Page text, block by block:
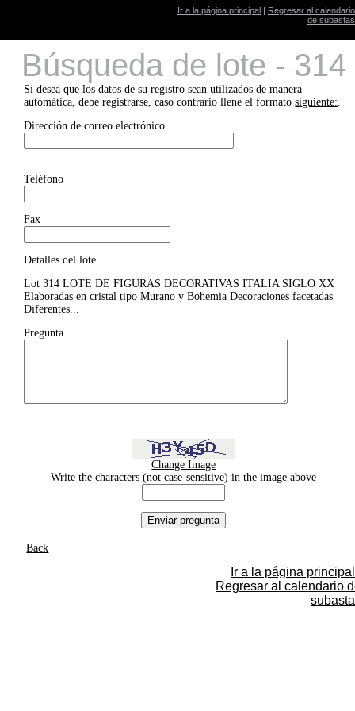
Ir a la página principal | Regresar al calendario
de subastas
Búsqueda de lote - 314
Si desea que los datos de su registro sean utilizados de manera
automática, debe registrarse, caso contrario llene el formatosiguiente:.
Dirección de correo electrónico
Teléfono
Fax
Detalles del lote
Lot 314 LOTE DE FIGURAS DECORATIVAS ITALIA SIGLO XX
Elaboradas en cristal tipo Murano y Bohemia Decoraciones facetadas
Diferentes...
Pregunta
Change Image
Write the characters (not case-sensitive) in the image above
Back
Ir a la página principal
Regresar al calendario